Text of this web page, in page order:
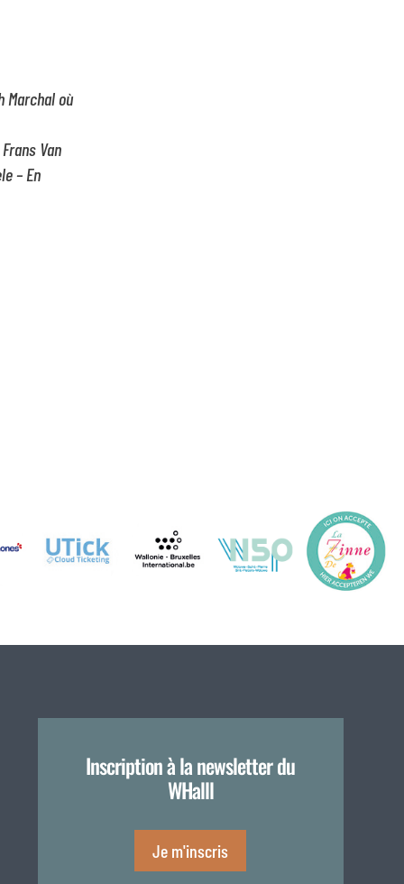
Marchal où
Van
– En
Inscription à la newsletter du
WHalll
Je m'inscris